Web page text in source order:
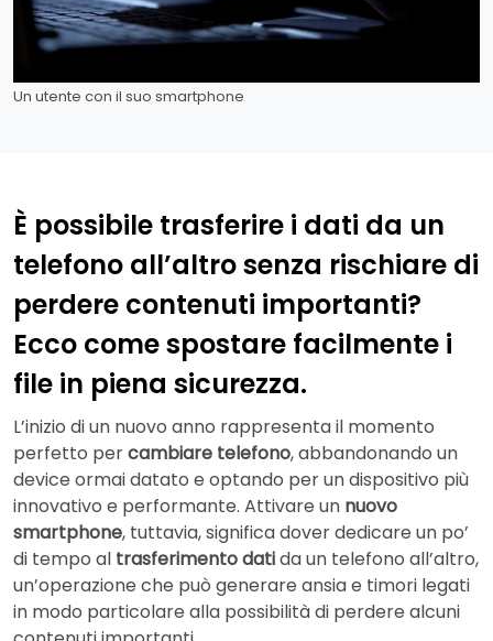
Un utente con il suo smartphone
È possibile trasferire i dati da un
telefono all’altro senza rischiare di
perdere contenuti importanti?
Ecco come spostare facilmente i
file in piena sicurezza.
L’inizio di un nuovo anno rappresenta il momento
perfetto percambiare telefono, abbandonando un
device ormai datato e optando per un dispositivo più
innovativo e performante. Attivare un nuovo
smartphone, tuttavia, significa dover dedicare un po’
di tempo al trasferimento datida un telefono all’altro,
un’operazione che può generare ansia e timori legati
in modo particolare alla possibilità di perdere alcuni